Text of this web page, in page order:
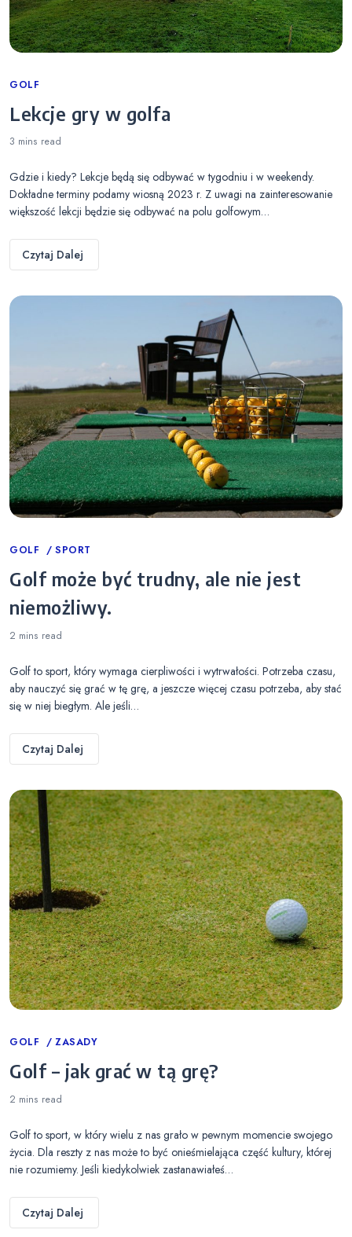
Categories
GOLF
Lekcje gry w golfa
3 mins read
Gdzie i kiedy? Lekcje będą się odbywać w tygodniu i w weekendy.
Dokładne terminy podamy wiosną 2023 r. Z uwagi na zainteresowanie
większość lekcji będzie się odbywać na polu golfowym…
Czytaj Dalej
Categories
GOLF SPORT
Golf może być trudny, ale nie jest
niemożliwy.
2 mins read
Golf to sport, który wymaga cierpliwości i wytrwałości. Potrzeba czasu,
aby nauczyć się grać w tę grę, a jeszcze więcej czasu potrzeba, aby stać
się w niej biegłym. Ale jeśli…
Czytaj Dalej
Categories
GOLF ZASADY
Golf – jak grać w tą grę?
2 mins read
Golf to sport, w który wielu z nas grało w pewnym momencie swojego
życia. Dla reszty z nas może to być onieśmielająca część kultury, której
nie rozumiemy. Jeśli kiedykolwiek zastanawiałeś…
Czytaj Dalej